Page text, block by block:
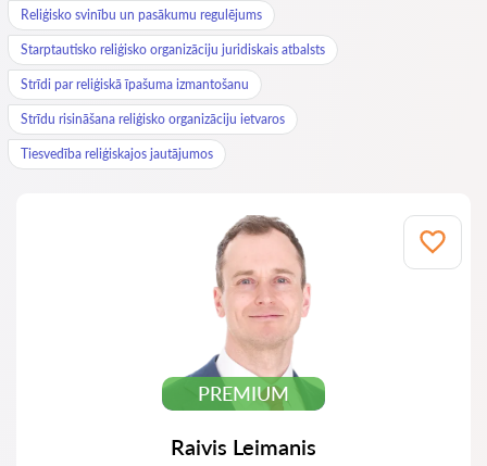
Reliģisko svinību un pasākumu regulējums
Starptautisko reliģisko organizāciju juridiskais atbalsts
Strīdi par reliģiskā īpašuma izmantošanu
Strīdu risināšana reliģisko organizāciju ietvaros
Tiesvedība reliģiskajos jautājumos
PREMIUM
Raivis Leimanis